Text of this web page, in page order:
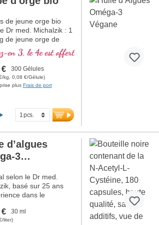
élevée de
d’informations sur
de jeune orge bio
Dr med. Michalzik : 1
de jeune orge de
issue de
biologique
par dose
Petites gélules,
avaler, suffisantes
pour des cures détox
favoriser le bien-être
Un scellage
et plus de 20
dans la
qualité.
d’informations sur
de jeune orge
en 3, le 4e est offert
€ 300 Gélules
kg, 0,08 €/Gélule)
plus Frais de port
d’algues
3
NOUVEAU
selon le Dr med.
basé sur 25 ans
dans le
naturelles de
528 - 1 056 mg
€ 30 ml
liter)